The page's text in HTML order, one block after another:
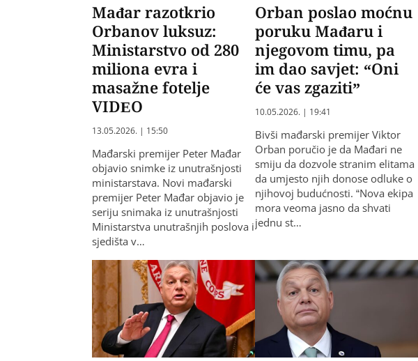
Mađar razotkrio
Orbanov luksuz:
Ministarstvo od 280
miliona evra i
masažne fotelje
VIDEO
13.05.2026. | 15:50
Mađarski premijer Peter Mađar
objavio snimke iz unutrašnjosti
ministarstava. Novi mađarski
premijer Peter Mađar objavio je
seriju snimaka iz unutrašnjosti
Ministarstva unutrašnjih poslova i
sjedišta v…
Orban poslao moćnu
poruku Mađaru i
njegovom timu, pa
im dao savjet: “Oni
će vas zgaziti”
10.05.2026. | 19:41
Bivši mađarski premijer Viktor
Orban poručio je da Mađari ne
smiju da dozvole stranim elitama
da umjesto njih donose odluke o
njihovoj budućnosti. “Nova ekipa
mora veoma jasno da shvati
jednu st…